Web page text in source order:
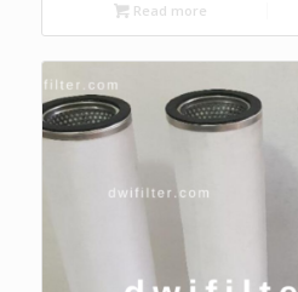
Read more